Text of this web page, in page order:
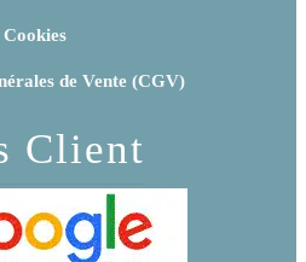
Cookies
de Vente (CGV)
Client